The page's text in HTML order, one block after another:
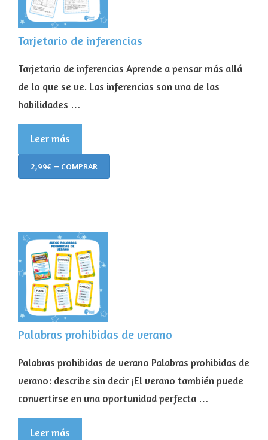
Tarjetario de inferencias
Tarjetario de inferencias Aprende a pensar más allá
de lo que se ve. Las inferencias son una de las
habilidades …
Leer más
2,99€ – COMPRAR
Palabras prohibidas de verano
Palabras prohibidas de verano Palabras prohibidas de
verano: describe sin decir ¡El verano también puede
convertirse en una oportunidad perfecta …
Leer más